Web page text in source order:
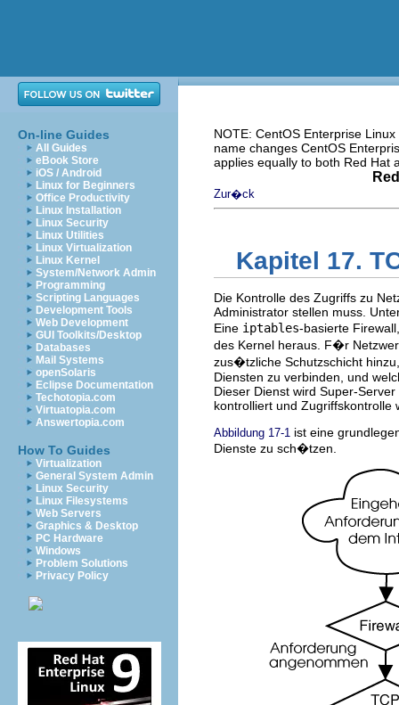
On-line Guides
All Guides
eBook Store
iOS / Android
Linux for Beginners
Office Productivity
Linux Installation
Linux Security
Linux Utilities
Linux Virtualization
Linux Kernel
System/Network Admin
Programming
Scripting Languages
Development Tools
Web Development
GUI Toolkits/Desktop
Databases
Mail Systems
openSolaris
Eclipse Documentation
Techotopia.com
Virtuatopia.com
Answertopia.com
How To Guides
Virtualization
General System Admin
Linux Security
Linux Filesystems
Web Servers
Graphics & Desktop
PC Hardware
Windows
Problem Solutions
Privacy Policy
NOTE: CentOS Enterprise
name changes CentOS
applies equally to both Red Hat
Zur�ck
Kapitel 17.
Die Kontrolle des Zugriffs zu
Administrator stellen muss.
Eine iptables-basierte
des Kernel heraus. F�r
zus�tzliche Schutzschicht
Diensten zu verbinden, und
Dieser Dienst wird Super-
kontrolliert und Zugriffskontrolle
Abbildung 17-1 ist eine
Dienste zu sch�tzen.